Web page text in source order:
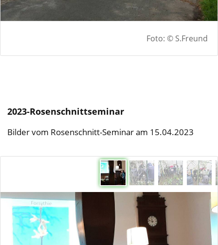
Foto: © S.Freund
2023-Rosenschnittseminar
Bilder vom Rosenschnitt-Seminar am 15.04.2023